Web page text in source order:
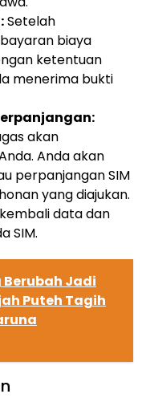
Setelah
biaya
ketentuan
menerima bukti
akan
Anda akan
perpanjangan SIM
yang diajukan.
data dan
SIM.
Jadi
Puteh Tagih